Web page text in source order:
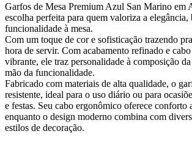
Garfos de Mesa Premium Azul San Marino em
escolha perfeita para quem valoriza a elegância,
funcionalidade à mesa.
Com um toque de cor e sofisticação trazendo
hora de servir. Com acabamento refinado e
vibrante, ele traz personalidade à composição
mão da funcionalidade.
Fabricado com materiais de alta qualidade, o
resistente, ideal para o uso diário ou para
e festas. Seu cabo ergonômico oferece conforto
enquanto o design moderno combina com
estilos de decoração.